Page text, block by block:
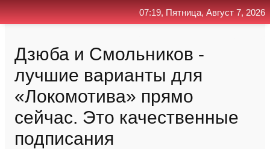
Дзюба и Смольников -
лучшие варианты для
«Локомотива» прямо
сейчас. Это качественные
подписания
07:19, Пятница, Август 7, 2026